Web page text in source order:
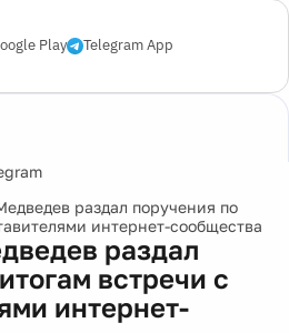
Play Telegram App
раздал поручения по
интернет-сообщества
раздал
встречи с
интернет-